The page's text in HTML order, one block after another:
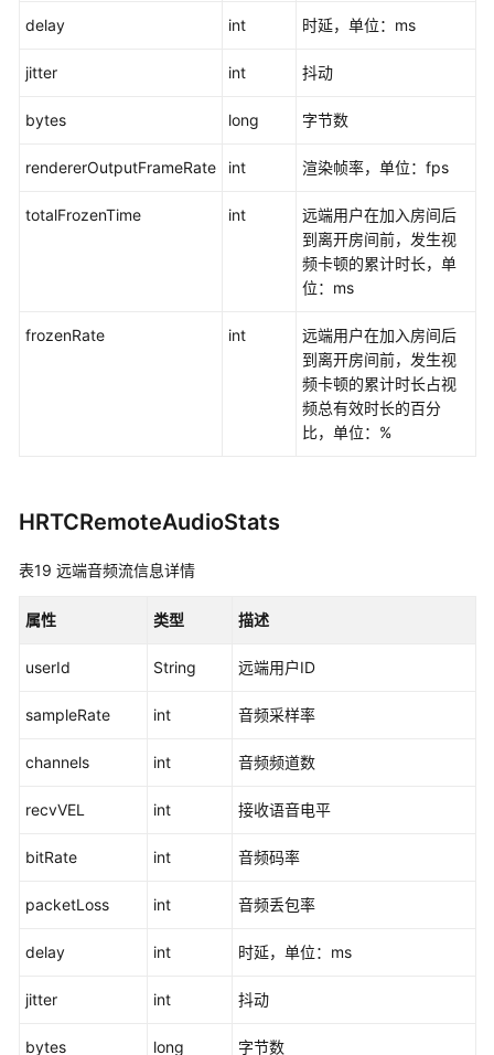
delay int 时延，单位：ms
jitter int 抖动
bytes long 字节数
rendererOutputFrameRate int 渲染帧率，单位：fps
totalFrozenTime int
远端用户在加入房间后
到离开房间前，发生视
频卡顿的累计时长，单
位：ms
frozenRate int
远端用户在加入房间后
到离开房间前，发生视
频卡顿的累计时长占视
频总有效时长的百分
比，单位：%
HRTCRemoteAudioStats
表19 远端音频流信息详情
属性 类型 描述
userId String 远端用户ID
sampleRate int 音频采样率
channels int 音频频道数
recvVEL int 接收语音电平
bitRate int 音频码率
packetLoss int 音频丢包率
delay int 时延，单位：ms
jitter int 抖动
bytes long 字节数